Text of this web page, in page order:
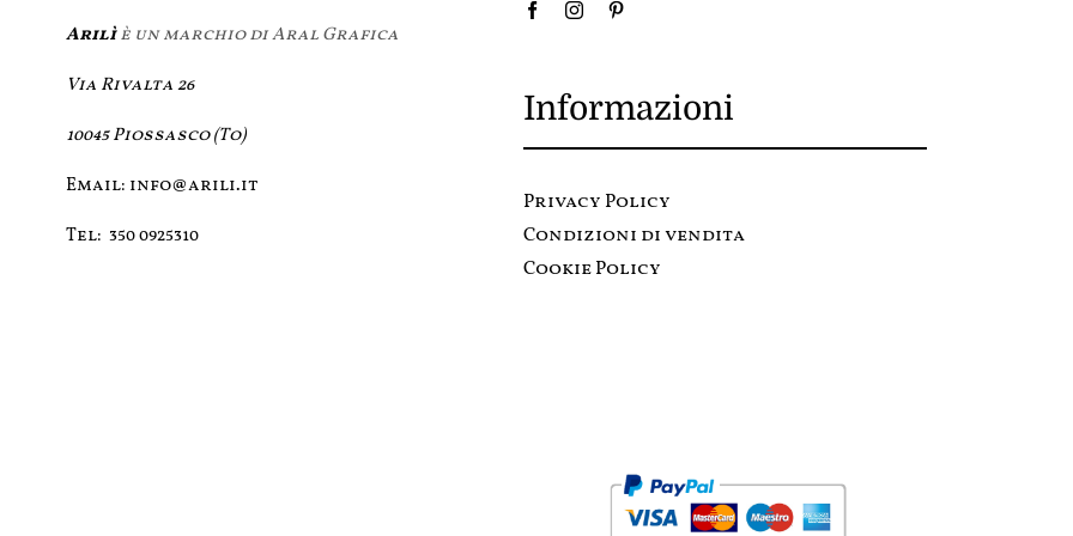
Arilìè un marchio di Aral Grafica
Via Rivalta 26
10045 Piossasco (To)
Email: info@arili.it
Tel:350 0925310
Informazioni
Privacy Policy
Condizioni di vendita
Cookie Policy